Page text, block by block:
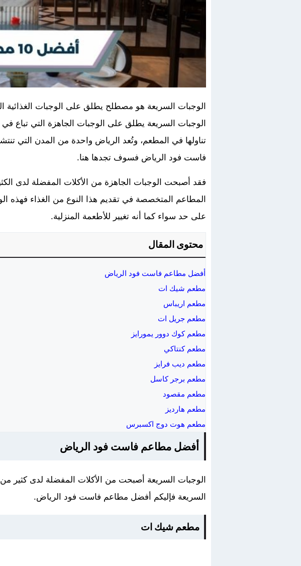
الوجبات السريعة هو مصطلح يطلق على الوجبات
الوجبات السريعة يطلق على الوجبات الجاهزة التي تباع
تناولها في المطعم، وتُعد الرياض واحدة من المدن التي
فاست فود الرياض فسوف تجدها هنا.
فقد أصبحت الوجبات الجاهزة من الأكلات المفضلة لدى
المطاعم المتخصصة في تقديم هذا النوع من الغذاء فهذه
على حد سواء كما أنه تغيير للأطعمة المنزلية.
محتوى المقال
أفضل مطاعم فاست فود الرياض
مطعم شيك ات
مطعم اريباس
مطعم جريل ات
مطعم كوك دوور يمورايز
مطعم كنتاكي
مطعم ديب فرايز
مطعم برجر كاسل
مطعم مقصود
مطعم هارديز
مطعم هوت دوج اكسبرس
أفضل مطاعم فاست فود الرياض
الوجبات السريعة أصبحت من الأكلات المفضلة لدى كثير
السريعة فإليكم أفضل مطاعم فاست فود الرياض.
مطعم شيك ات